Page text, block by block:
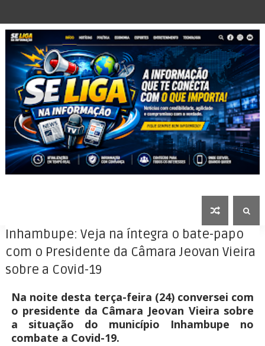
Inhambupe: Veja na íntegra o bate-papo
com o Presidente da Câmara Jeovan Vieira
sobre a Covid-19
Na noite desta terça-feira (24) conversei com
o presidente da Câmara Jeovan Vieira sobre
a situação do município Inhambupe no
combate a Covid-19.